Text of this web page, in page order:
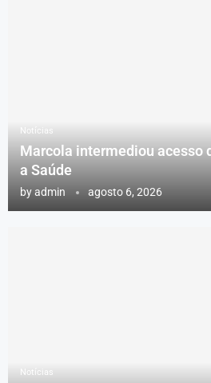
Notícias
Marcola intermediou acesso
a Saúde
byadmin agosto 6, 2026
Notícias